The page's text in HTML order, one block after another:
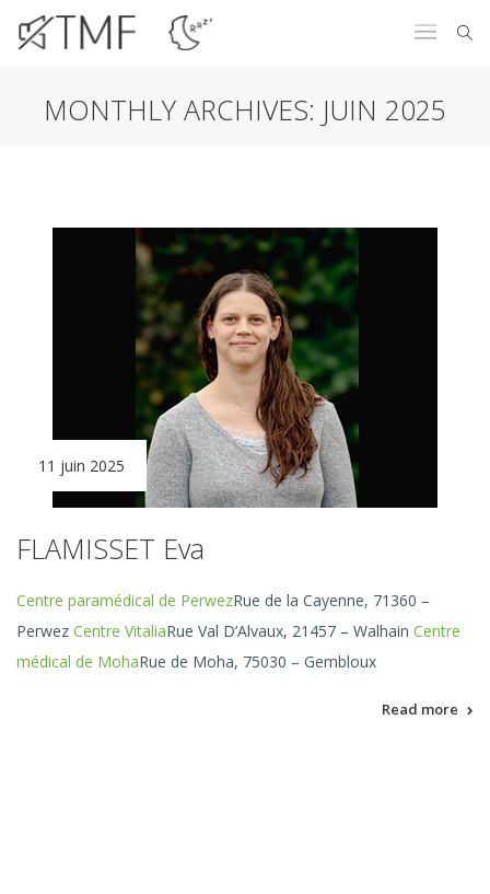
MONTHLY ARCHIVES: JUIN 2025
11 juin 2025
FLAMISSET Eva
Centre paramédical de PerwezRue de la Cayenne, 71360 –
Perwez Centre VitaliaRue Val D’Alvaux, 21457 – Walhain Centre
médical de MohaRue de Moha, 75030 – Gembloux
Read more